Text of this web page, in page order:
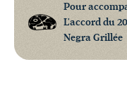
Pour
L'accord du
Negra Grillée